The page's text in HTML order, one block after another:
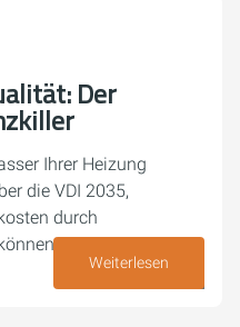
Der
Ihrer Heizung
die VDI 2035,
durch
Weiterlesen